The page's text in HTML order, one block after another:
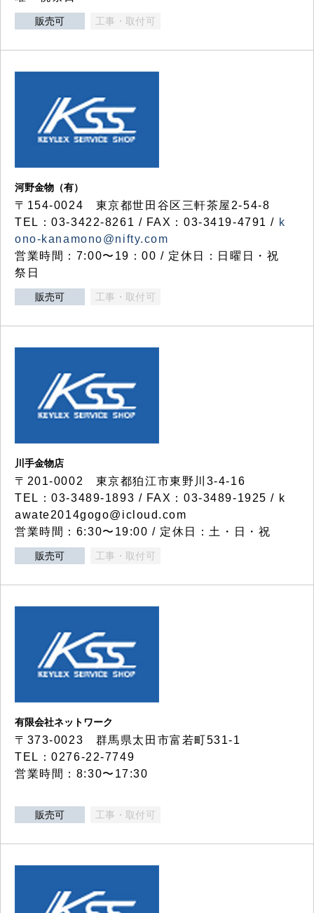
販売可 工事・取付可
河野金物（有）
〒154-0024 東京都世田谷区三軒茶屋2-54-8
TEL：03-3422-8261 / FAX：03-3419-4791 / k
ono-kanamono@nifty.com
営業時間：7:00〜19：00 / 定休日：日曜日・祝
祭日
販売可 工事・取付可
川手金物店
〒201-0002 東京都狛江市東野川3-4-16
TEL：03-3489-1893 / FAX：03-3489-1925 / k
awate2014gogo@icloud.com
営業時間：6:30〜19:00 / 定休日：土・日・祝
販売可 工事・取付可
有限会社ネットワーク
〒373-0023 群馬県太田市富若町531-1
TEL：0276-22-7749
営業時間：8:30〜17:30
販売可 工事・取付可